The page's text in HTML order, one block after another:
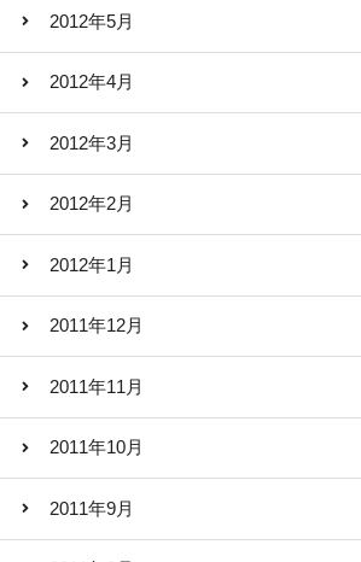
2012年5月
2012年4月
2012年3月
2012年2月
2012年1月
2011年12月
2011年11月
2011年10月
2011年9月